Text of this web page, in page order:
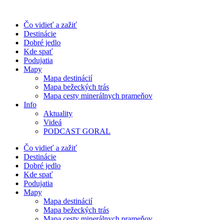
obsah
Čo vidieť a zažiť
Destinácie
Dobré jedlo
Kde spať
Podujatia
Mapy
Mapa destinácií
Mapa bežeckých trás
Mapa cesty minerálnych prameňov
Info
Aktuality
Videá
PODCAST GORAL
Čo vidieť a zažiť
Destinácie
Dobré jedlo
Kde spať
Podujatia
Mapy
Mapa destinácií
Mapa bežeckých trás